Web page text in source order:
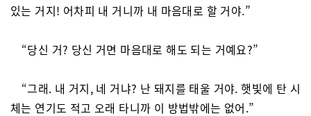
있는 거지! 어차피 내 거니까 내 마음대로 할 거야.”
“당신 거? 당신 거면 마음대로 해도 되는 거예요?”
“그래. 내 거지, 네 거냐? 난 돼지를 태울 거야. 햇빛에 탄 시
체는 연기도 적고 오래 타니까 이 방법밖에는 없어.”